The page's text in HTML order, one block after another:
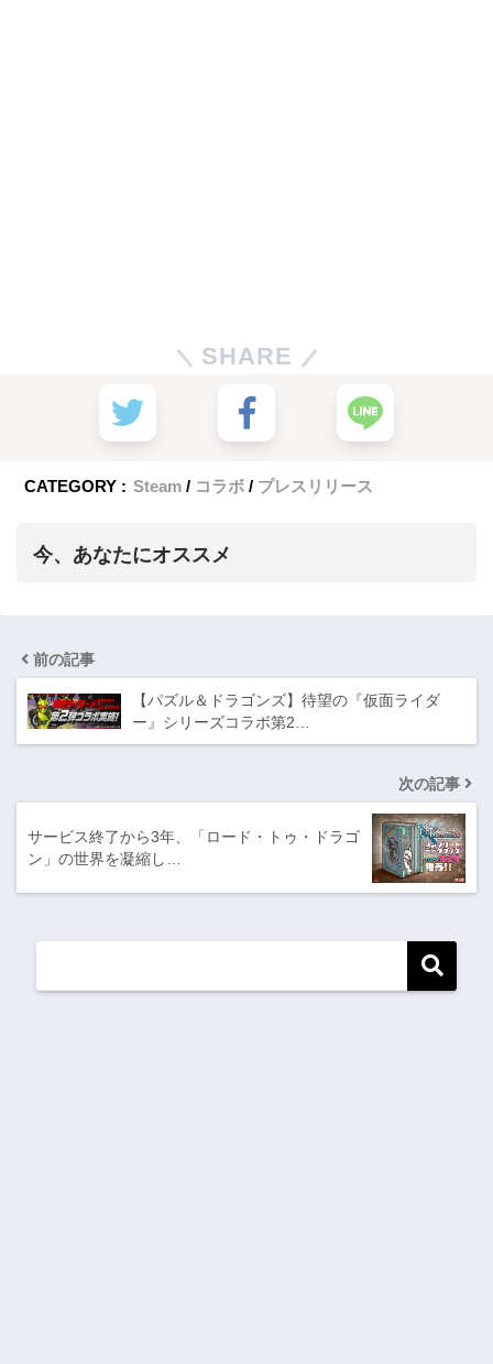
SHARE
CATEGORY : Steam コラボ プレスリリース
今、あなたにオススメ
前の記事
【パズル＆ドラゴンズ】待望の『仮面ライダ
ー』シリーズコラボ第2…
次の記事
サービス終了から3年、「ロード・トゥ・ドラゴ
ン」の世界を凝縮し…